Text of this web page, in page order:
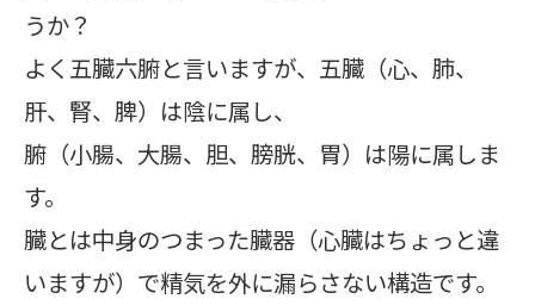
うか？
よく五臓六腑と言いますが、五臓（心、肺、
肝、腎、脾）は陰に属し、
腑（小腸、大腸、胆、膀胱、胃）は陽に属しま
す。
臓とは中身のつまった臓器（心臓はちょっと違
いますが）で精気を外に漏らさない構造です。